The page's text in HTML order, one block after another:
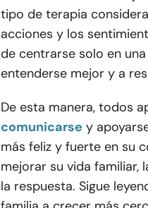
tipo de terapia
acciones y los
de centrarse solo en
entenderse mejor y a
De esta manera, todos
comunicarse y
más feliz y fuerte en su
mejorar su vida familiar,
la respuesta. Sigue